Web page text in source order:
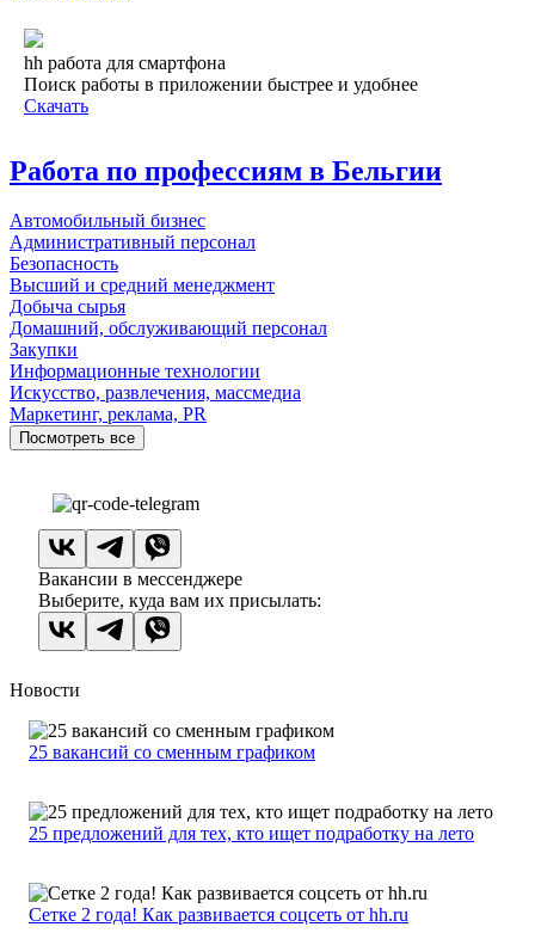
hh работа для смартфона
Поиск работы в приложении быстрее и удобнее
Скачать
Работа по профессиям в Бельгии
Автомобильный бизнес
Административный персонал
Безопасность
Высший и средний менеджмент
Добыча сырья
Домашний, обслуживающий персонал
Закупки
Информационные технологии
Искусство, развлечения, массмедиа
Маркетинг, реклама, PR
Посмотреть все
Вакансии в мессенджере
Выберите, куда вам их присылать:
Новости
25 вакансий со сменным графиком
25 предложений для тех, кто ищет подработку на лето
Сетке 2 года! Как развивается соцсеть от hh.ru